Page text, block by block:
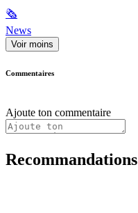
🗞
News
Voir moins
Commentaires
Ajoute ton commentaire
Recommandations